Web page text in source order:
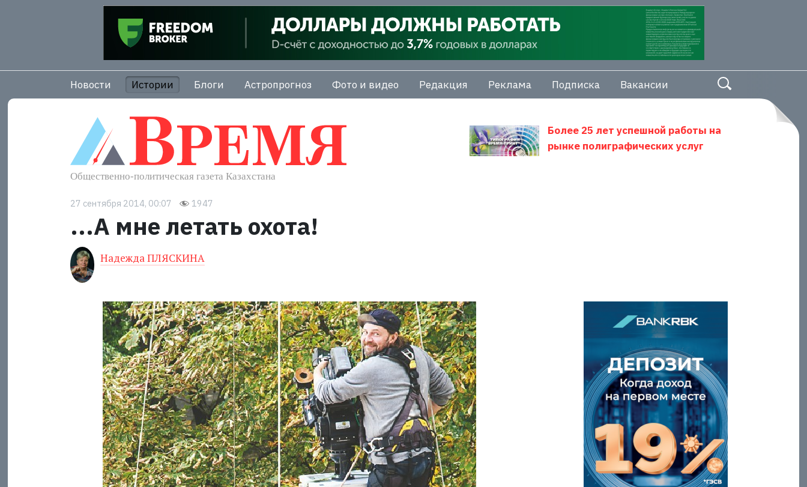
Новости Истории Блоги Астропрогноз Фото и видео Редакция Реклама Подписка Вакансии
Более 25 лет успешной работы на
рынке полиграфических услуг
27 сентября 2014, 00:07 1947
...А мне летать охота!
Надежда ПЛЯСКИНА